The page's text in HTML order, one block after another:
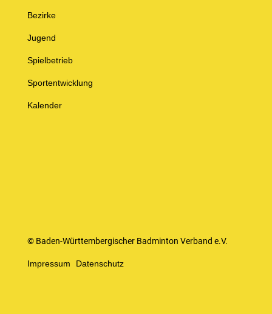
Bezirke
Jugend
Spielbetrieb
Sportentwicklung
Kalender
© Baden-Württembergischer Badminton Verband e.V.
Impressum Datenschutz